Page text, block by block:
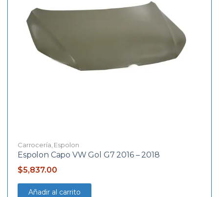
Carrocería Espolon
Espolon Capo VW Gol G7 2016 – 2018
$5,837.00
Añadir al carrito